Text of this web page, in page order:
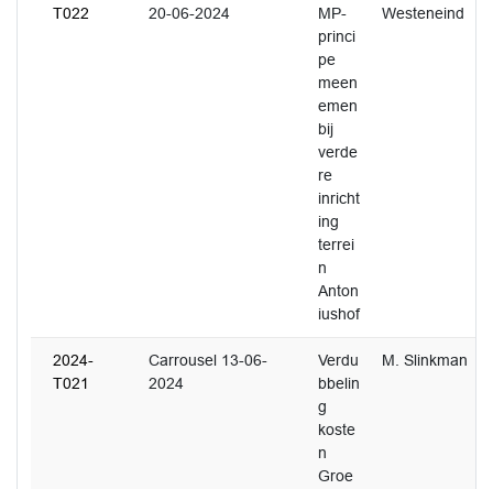
T022
20-06-2024
MP-
princi
pe
meen
emen
bij
verde
re
inricht
ing
terrei
n
Anton
iushof
Westeneind
2024-
T021
Carrousel 13-06-
2024
Verdu
bbelin
g
koste
n
Groe
M. Slinkman